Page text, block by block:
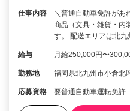
仕事内容
＼普通自動車免許があ
商品（文具・雑貨・内
す。 配送エリアは北
給与 月給250,000円〜
勤務地 福岡県北九州市小倉北
応募資格 要普通自動車運転免許